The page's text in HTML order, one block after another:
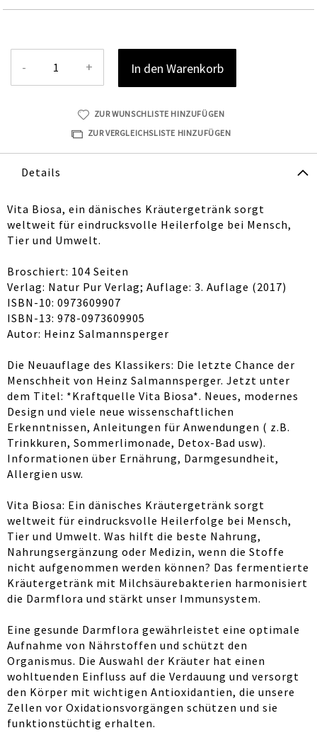
- + In den Warenkorb
ZUR WUNSCHLISTE HINZUFÜGEN
ZUR VERGLEICHSLISTE HINZUFÜGEN
Details
Vita Biosa, ein dänisches Kräutergetränk sorgt
weltweit für eindrucksvolle Heilerfolge bei Mensch,
Tier und Umwelt.
Broschiert: 104 Seiten
Verlag: Natur Pur Verlag; Auflage: 3. Auflage (2017)
ISBN-10: 0973609907
ISBN-13: 978-0973609905
Autor: Heinz Salmannsperger
Die Neuauflage des Klassikers: Die letzte Chance der
Menschheit von Heinz Salmannsperger. Jetzt unter
dem Titel: *Kraftquelle Vita Biosa*. Neues, modernes
Design und viele neue wissenschaftlichen
Erkenntnissen, Anleitungen für Anwendungen ( z.B.
Trinkkuren, Sommerlimonade, Detox-Bad usw).
Informationen über Ernährung, Darmgesundheit,
Allergien usw.
Vita Biosa: Ein dänisches Kräutergetränk sorgt
weltweit für eindrucksvolle Heilerfolge bei Mensch,
Tier und Umwelt. Was hilft die beste Nahrung,
Nahrungsergänzung oder Medizin, wenn die Stoffe
nicht aufgenommen werden können? Das fermentierte
Kräutergetränk mit Milchsäurebakterien harmonisiert
die Darmflora und stärkt unser Immunsystem.
Eine gesunde Darmflora gewährleistet eine optimale
Aufnahme von Nährstoffen und schützt den
Organismus. Die Auswahl der Kräuter hat einen
wohltuenden Einfluss auf die Verdauung und versorgt
den Körper mit wichtigen Antioxidantien, die unsere
Zellen vor Oxidationsvorgängen schützen und sie
funktionstüchtig erhalten.